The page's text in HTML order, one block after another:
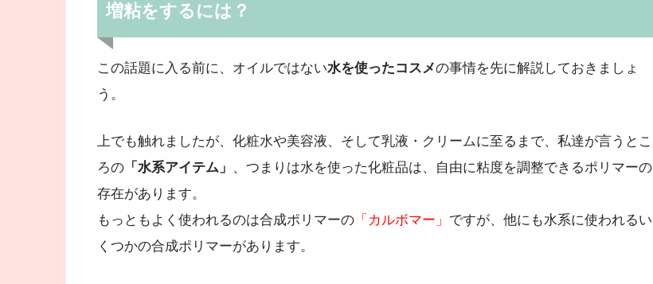
増粘をするには？
この話題に入る前に、オイルではない水を使ったコスメの事情を先に解説しておきましょ
う。
上でも触れましたが、化粧水や美容液、そして乳液・クリームに至るまで、私達が言うとこ
ろの 「水系アイテム」 、つまりは水を使った化粧品は、自由に粘度を調整できるポリマーの
存在があります。
もっともよく使われるのは合成ポリマーの 「カルボマー」 ですが、他にも水系に使われるい
くつかの合成ポリマーがあります。